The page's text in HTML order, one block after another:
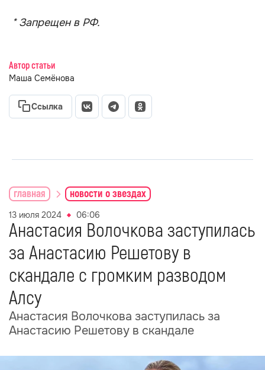
* Запрещен в РФ.
Автор статьи
Маша Семёнова
Ссылка
главная новости о звездах
13 июля 2024 06:06
Анастасия Волочкова заступилась
за Анастасию Решетову в
скандале с громким разводом
Алсу
Анастасия Волочкова заступилась за
Анастасию Решетову в скандале